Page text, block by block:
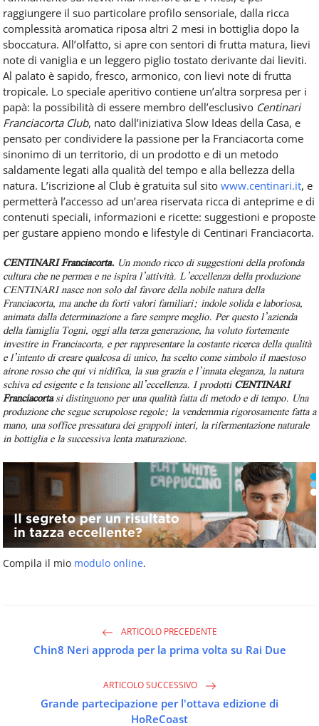
raggiungere il suo particolare profilo sensoriale, dalla ricca
complessità aromatica riposa altri 2 mesi in bottiglia dopo la
sboccatura. All’olfatto, si apre con sentori di frutta matura, lievi
note di vaniglia e un leggero piglio tostato derivante dai lieviti.
Al palato è sapido, fresco, armonico, con lievi note di frutta
tropicale. Lo speciale aperitivo contiene un’altra sorpresa per i
papà: la possibilità di essere membro dell’esclusivo Centinari
Franciacorta Club, nato dall’iniziativa Slow Ideas della Casa, e
pensato per condividere la passione per la Franciacorta come
sinonimo di un territorio, di un prodotto e di un metodo
saldamente legati alla qualità del tempo e alla bellezza della
natura. L’iscrizione al Club è gratuita sul sito www.centinari.it, e
permetterà l’accesso ad un’area riservata ricca di anteprime e di
contenuti speciali, informazioni e ricette: suggestioni e proposte
per gustare appieno mondo e lifestyle di Centinari Franciacorta.
CENTINARI Franciacorta. Un mondo ricco di suggestioni della profonda
cultura che ne permea e ne ispira l’attività. L’eccellenza della produzione
CENTINARI nasce non solo dal favore della nobile natura della
Franciacorta, ma anche da forti valori familiari: indole solida e laboriosa,
animata dalla determinazione a fare sempre meglio. Per questo l’azienda
della famiglia Togni, oggi alla terza generazione, ha voluto fortemente
investire in Franciacorta, e per rappresentare la costante ricerca della qualità
e l’intento di creare qualcosa di unico, ha scelto come simbolo il maestoso
airone rosso che qui vi nidifica, la sua grazia e l’innata eleganza, la natura
schiva ed esigente e la tensione all’eccellenza. I prodottiCENTINARI
Franciacortasi distinguono per una qualità fatta di metodo e di tempo. Una
produzione che segue scrupolose regole: la vendemmia rigorosamente fatta a
mano, una soffice pressatura dei grappoli interi, la rifermentazione naturale
in bottiglia e la successiva lenta maturazione.
Compila il mio modulo online.
ARTICOLO PRECEDENTE
Chin8 Neri approda per la prima volta su Rai Due
ARTICOLO SUCCESSIVO
Grande partecipazione per l'ottava edizione di
HoReCoast